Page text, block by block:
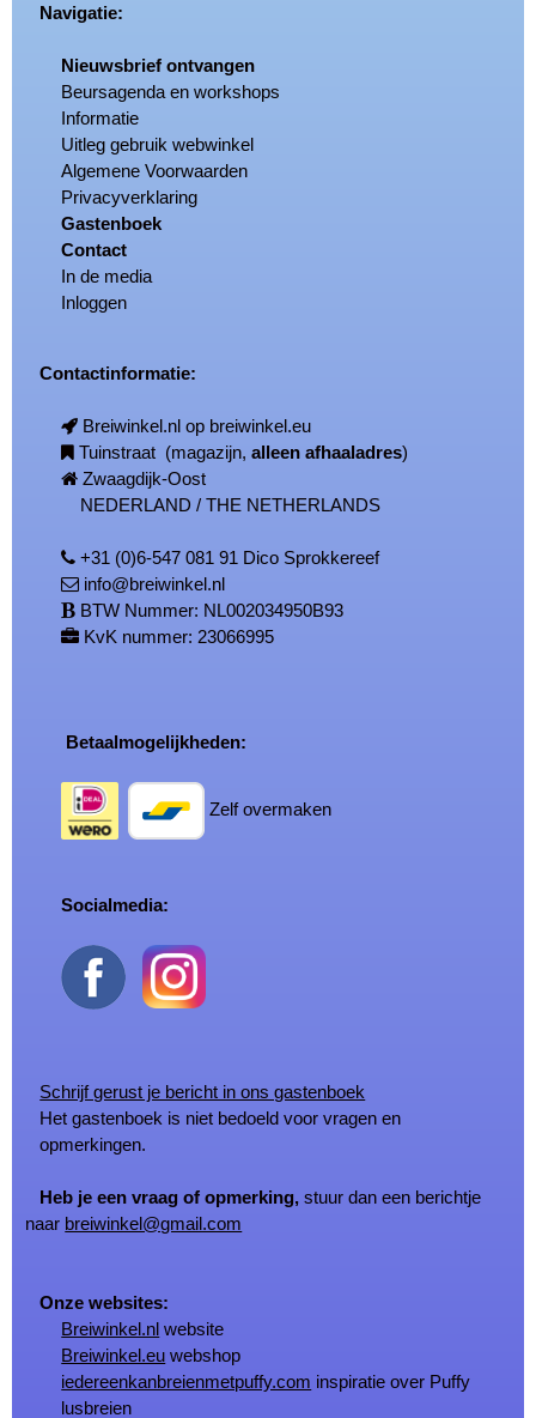
Navigatie:
Nieuwsbrief ontvangen
Beursagenda en workshops
Informatie
Uitleg gebruik webwinkel
Algemene Voorwaarden
Privacyverklaring
Gastenboek
Contact
In de media
Inloggen
Contactinformatie:
Breiwinkel.nl op breiwinkel.eu
Tuinstraat (magazijn,alleen afhaaladres)
Zwaagdijk-Oost
NEDERLAND / THE NETHERLANDS
+31 (0)6-547 081 91 Dico Sprokkereef
info@breiwinkel.nl
BTW Nummer: NL002034950B93
KvK nummer: 23066995
Betaalmogelijkheden:
Zelf overmaken
Socialmedia:
Schrijf gerust je bericht in ons gastenboek
Het gastenboek is niet bedoeld voor vragen en
opmerkingen.
Heb je een vraag of opmerking, stuur dan een berichtje
naar breiwinkel@gmail.com
Onze websites:
Breiwinkel.nl website
Breiwinkel.eu webshop
iedereenkanbreienmetpuffy.com inspiratie over Puffy
lusbreien